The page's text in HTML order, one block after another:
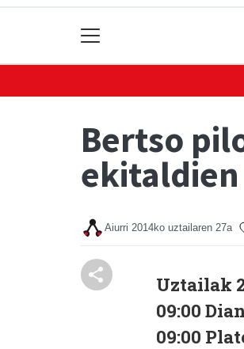
Bertso
Aiurri 2014ko uztailaren 27a
Uztailak
09:00
09:00